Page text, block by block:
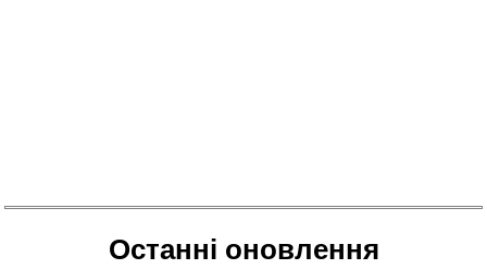
Останні оновлення